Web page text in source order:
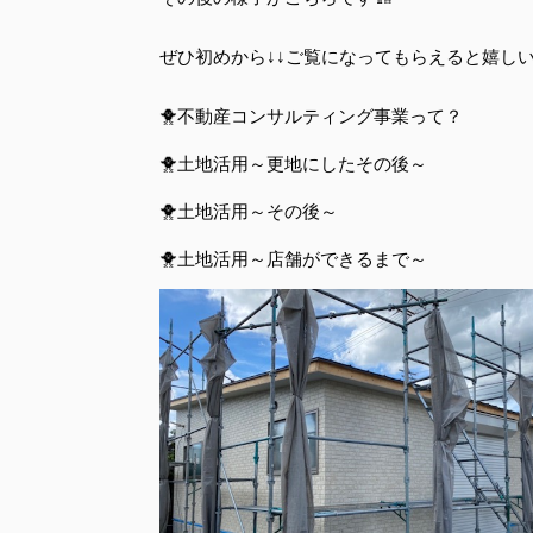
ぜひ初めから↓↓ご覧になってもらえると嬉し
🐥不動産コンサルティング事業って？
🐥土地活用～更地にしたその後～
🐥土地活用～その後～
🐥土地活用～店舗ができるまで～